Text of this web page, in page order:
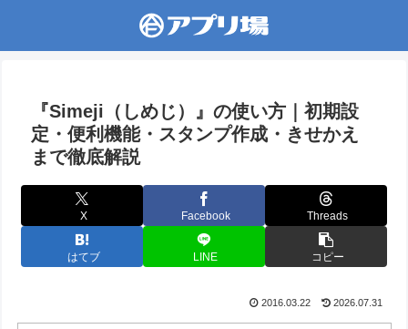
『Simeji（しめじ）』の使い方｜初期設
定・便利機能・スタンプ作成・きせかえ
まで徹底解説
X Facebook Threads
はてブ LINE コピー
2016.03.22 2026.07.31